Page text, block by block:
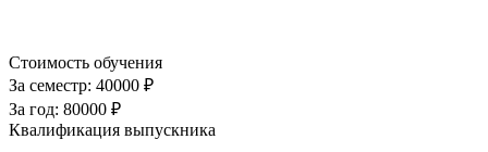
Стоимость обучения
За семестр: 40000 ₽
За год: 80000 ₽
Квалификация выпускника